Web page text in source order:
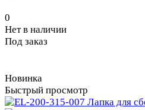
0
Нет в наличии
Под заказ
Новинка
Быстрый просмотр